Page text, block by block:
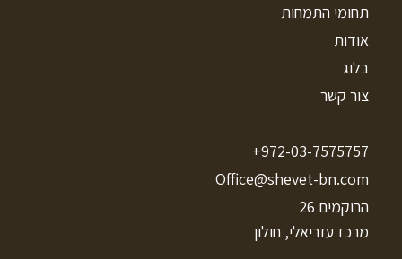
תחומי התמחות
אודות
בלוג
צור קשר
972-03-7575757+
Office@shevet-bn.com
הרוקמים 26
מרכז עזריאלי, חולון